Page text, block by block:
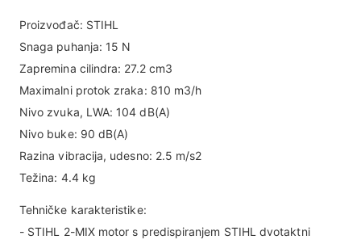
Proizvođač: STIHL
Snaga puhanja: 15 N
Zapremina cilindra: 27.2 cm3
Maximalni protok zraka: 810 m3/h
Nivo zvuka, LWA: 104 dB(A)
Nivo buke: 90 dB(A)
Razina vibracija, udesno: 2.5 m/s2
Težina: 4.4 kg
Tehničke karakteristike:
- STIHL 2-MIX motor s predispiranjem STIHL dvotaktni